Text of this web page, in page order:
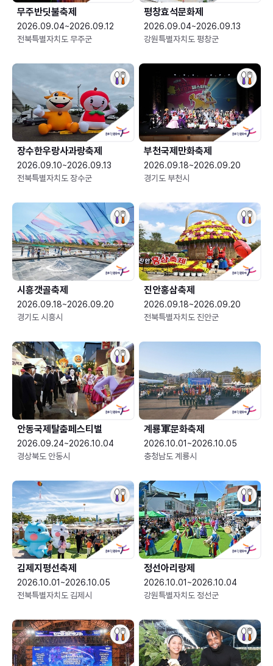
무주반딧불축제
2026.09.04~2026.09.12
전북특별자치도 무주군
평창효석문화제
2026.09.04~2026.09.13
강원특별자치도 평창군
장수한우랑사과랑축제
2026.09.10~2026.09.13
전북특별자치도 장수군
부천국제만화축제
2026.09.18~2026.09.20
경기도 부천시
시흥갯골축제
2026.09.18~2026.09.20
경기도 시흥시
진안홍삼축제
2026.09.18~2026.09.20
전북특별자치도 진안군
안동국제탈춤페스티벌
2026.09.24~2026.10.04
경상북도 안동시
2026.10.01~2026.10.05
충청남도 계룡시
김제지평선축제
2026.10.01~2026.10.05
전북특별자치도 김제시
정선아리랑제
2026.10.01~2026.10.04
강원특별자치도 정선군